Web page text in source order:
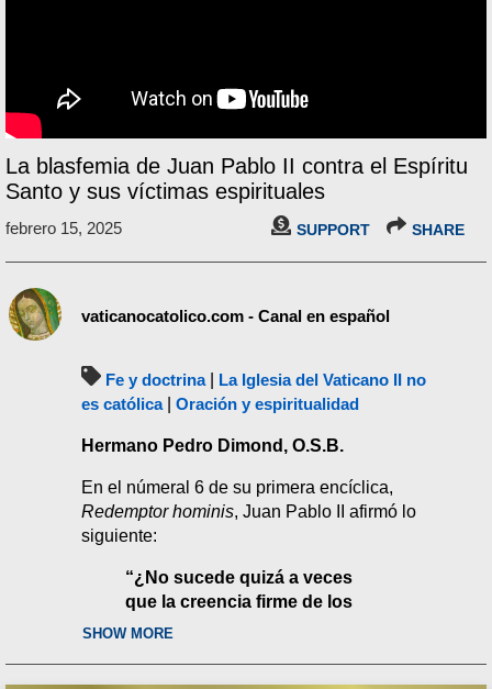
La blasfemia de Juan Pablo II contra el Espíritu
Santo y sus víctimas espirituales
febrero 15, 2025 SUPPORT SHARE
vaticanocatolico.com - Canal en español
Fe y doctrina| La Iglesia del Vaticano II no
es católica| Oración y espiritualidad
Hermano Pedro Dimond, O.S.B.
En el númeral 6 de su primera encíclica,
Redemptor hominis, Juan Pablo II afirmó lo
siguiente:
“¿No sucede quizá a veces
que la creencia firme de los
que profesan religiones no
SHOW MORE